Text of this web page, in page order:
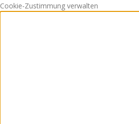
Cookie-Zustimmung verwalten